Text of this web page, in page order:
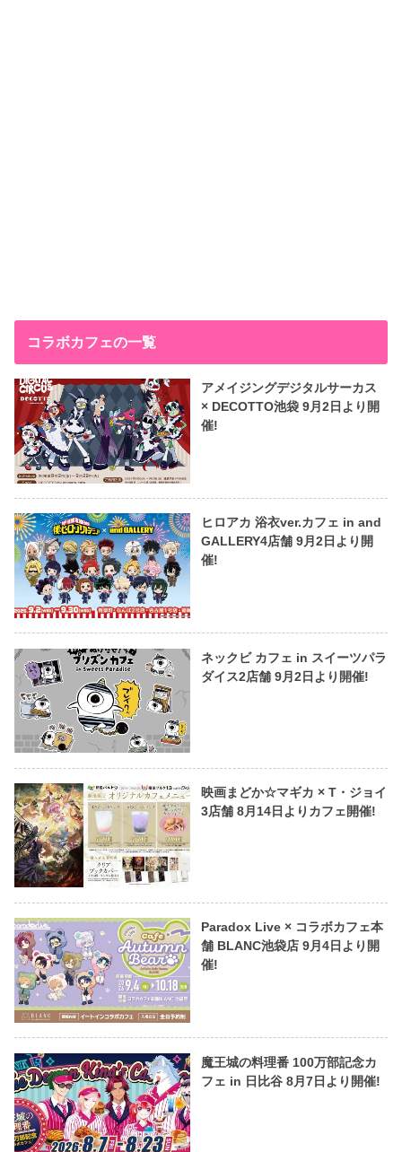
コラボカフェの一覧
アメイジングデジタルサーカス
× DECOTTO池袋 9月2日より開
催!
ヒロアカ 浴衣ver.カフェ in and
GALLERY4店舗 9月2日より開
催!
ネックビ カフェ in スイーツパラ
ダイス2店舗 9月2日より開催!
映画まどか☆マギカ × T・ジョイ
3店舗 8月14日よりカフェ開催!
Paradox Live × コラボカフェ本
舗 BLANC池袋店 9月4日より開
催!
魔王城の料理番 100万部記念カ
フェ in 日比谷 8月7日より開催!